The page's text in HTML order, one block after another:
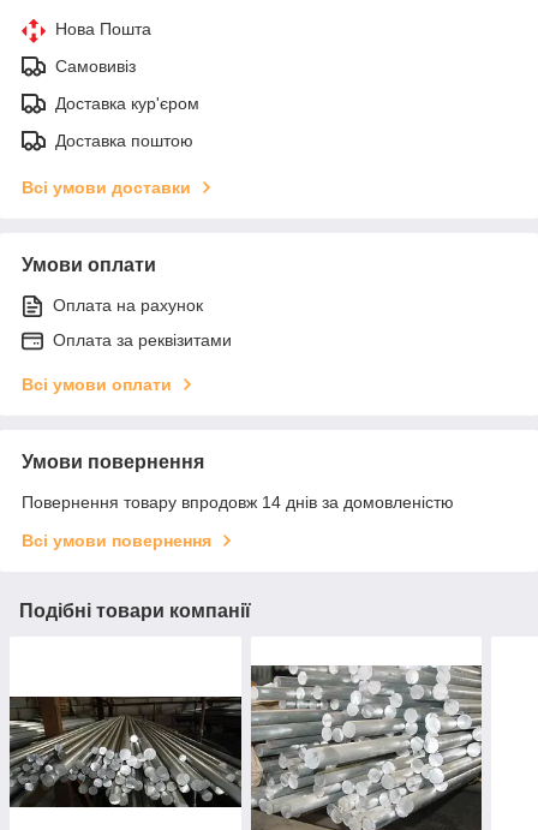
Нова Пошта
Самовивіз
Доставка кур'єром
Доставка поштою
Всі умови доставки
Умови оплати
Оплата на рахунок
Оплата за реквізитами
Всі умови оплати
Умови повернення
Повернення товару впродовж 14 днів за домовленістю
Всі умови повернення
Подібні товари компанії